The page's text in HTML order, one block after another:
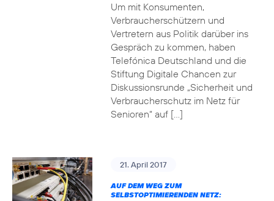
Um mit Konsumenten,
Verbraucherschützern und
Vertretern aus Politik darüber ins
Gespräch zu kommen, haben
Telefónica Deutschland und die
Stiftung Digitale Chancen zur
Diskussionsrunde „Sicherheit und
Verbraucherschutz im Netz für
Senioren“ auf […]
21. April 2017
AUF DEM WEG ZUM
SELBSTOPTIMIERENDEN NETZ: